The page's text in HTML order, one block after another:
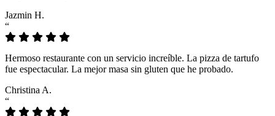
Jazmin H.
“
Hermoso restaurante con un servicio increíble. La pizza de tartufo
fue espectacular. La mejor masa sin gluten que he probado.
Christina A.
“